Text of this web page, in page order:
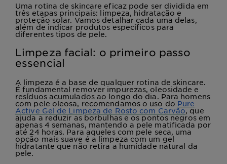
Uma rotina de skincare eficaz pode ser dividida em
três etapas principais: limpeza, hidratação e
proteção solar. Vamos detalhar cada uma delas,
além de indicar produtos específicos para
diferentes tipos de pele.
Limpeza facial: o primeiro passo
essencial
A limpeza é a base de qualquer rotina de skincare.
É fundamental remover impurezas, oleosidade e
resíduos acumulados ao longo do dia. Para homens
com pele oleosa, recomendamos o uso do Pure
Active Gel de Limpeza de Rosto com Carvão, que
ajuda a reduzir as borbulhas e os pontos negros em
apenas 4 semanas, mantendo a pele matificada por
até 24 horas. Para aqueles com pele seca, uma
opção mais suave é a limpeza com um gel
hidratante que não retira a humidade natural da
pele.